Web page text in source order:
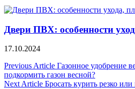
Двери ПВХ: особенности
17.10.2024
Навигация
по
Previous Article Газонное удобрение
подкормить газон весной?
Next Article Бросать курить резко